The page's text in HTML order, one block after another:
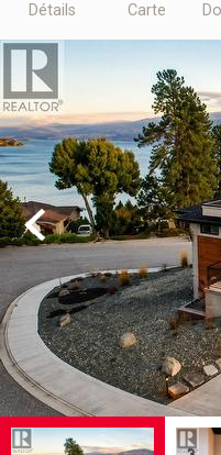
Détails Carte
Previous